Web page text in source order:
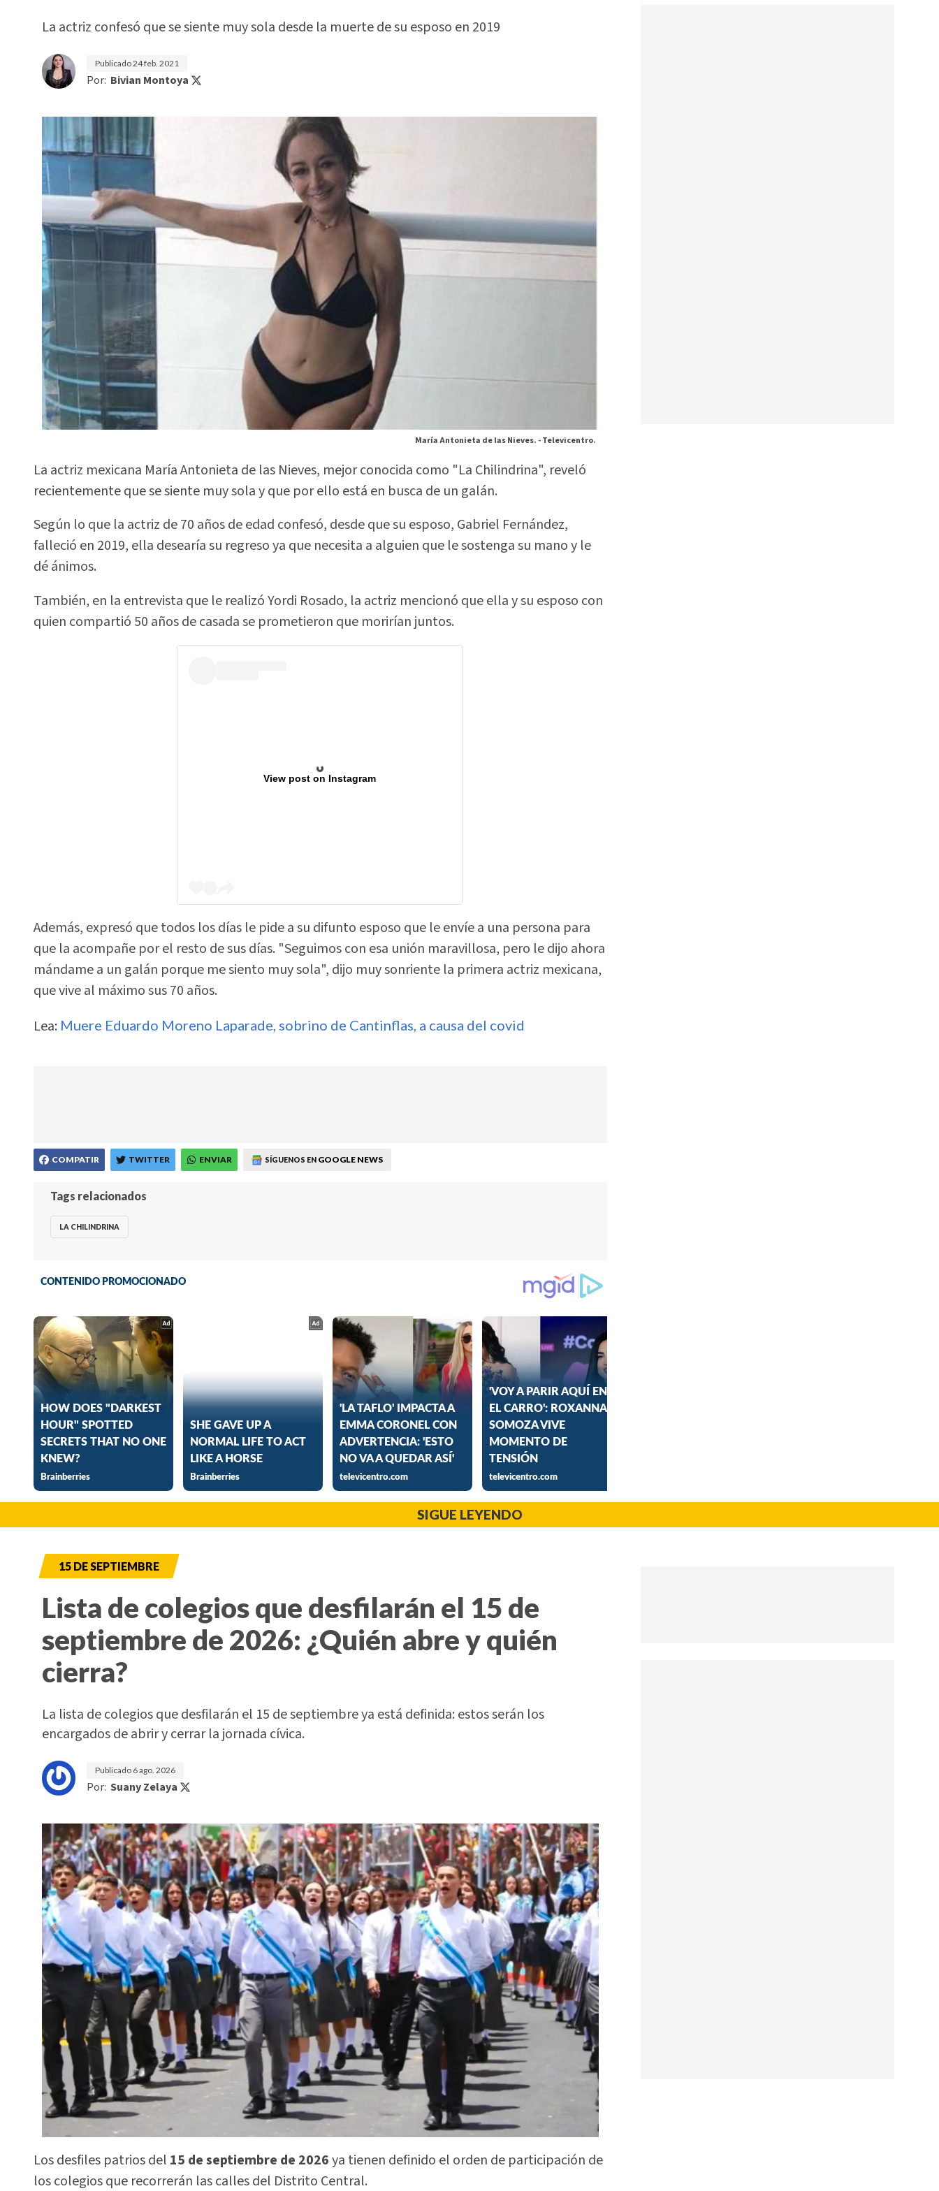
La actriz confesó que se siente muy sola desde la muerte de su esposo en 2019
Publicado24 feb. 2021
Por: Bivian Montoya
María Antonieta de las Nieves. -Televicentro.
La actriz mexicana María Antonieta de las Nieves, mejor conocida como "La Chilindrina", reveló
recientemente que se siente muy sola y que por ello está en busca de un galán.
Según lo que la actriz de 70 años de edad confesó, desde que su esposo, Gabriel Fernández,
falleció en 2019, ella desearía su regreso ya que necesita a alguien que le sostenga su mano y le
dé ánimos.
También, en la entrevista que le realizó Yordi Rosado, la actriz mencionó que ella y su esposo con
quien compartió 50 años de casada se prometieron que morirían juntos.
View post on Instagram
Además, expresó que todos los días le pide a su difunto esposo que le envíe a una persona para
que la acompañe por el resto de sus días. "Seguimos con esa unión maravillosa, pero le dijo ahora
mándame a un galán porque me siento muy sola", dijo muy sonriente la primera actriz mexicana,
que vive al máximo sus 70 años.
Lea: Muere Eduardo Moreno Laparade, sobrino de Cantinflas, a causa del covid
COMPATIR TWITTER ENVIAR SÍGUENOS EN GOOGLE NEWS
Tags relacionados
LA CHILINDRINA
SIGUE LEYENDO
15 DE SEPTIEMBRE
Lista de colegios que desfilarán el 15 de
septiembre de 2026: ¿Quién abre y quién
cierra?
La lista de colegios que desfilarán el 15 de septiembre ya está definida: estos serán los
encargados de abrir y cerrar la jornada cívica.
Publicado 6 ago. 2026
Por: Suany Zelaya
Los desfiles patrios del 15 de septiembre de 2026ya tienen definido el orden de participación de
los colegios que recorrerán las calles del Distrito Central.